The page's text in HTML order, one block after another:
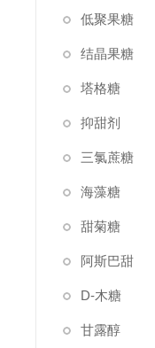
低聚果糖
结晶果糖
塔格糖
抑甜剂
三氯蔗糖
海藻糖
甜菊糖
阿斯巴甜
D-木糖
甘露醇